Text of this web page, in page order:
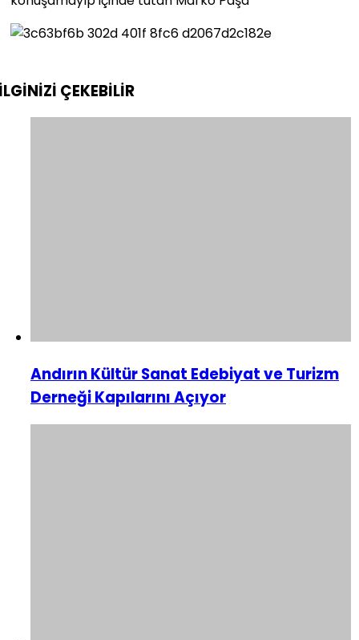
ÇEKEBİLİR
Andırın Kültür Sanat Edebiyat ve Turizm
Derneği Kapılarını Açıyor